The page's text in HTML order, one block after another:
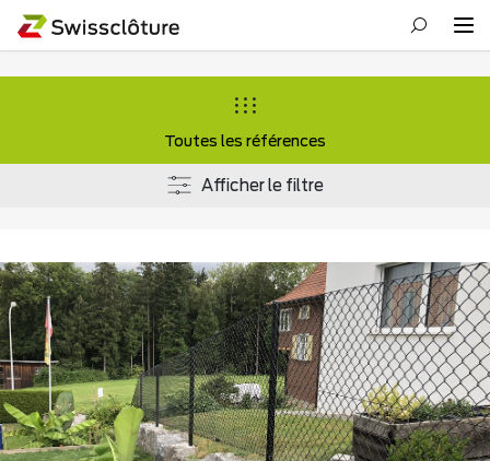
Toutes les références
Afficher le filtre